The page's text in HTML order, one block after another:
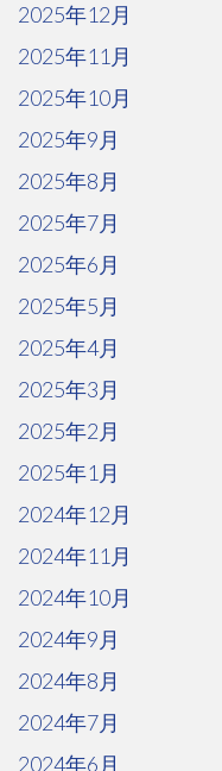
2025年12月
2025年11月
2025年10月
2025年9月
2025年8月
2025年7月
2025年6月
2025年5月
2025年4月
2025年3月
2025年2月
2025年1月
2024年12月
2024年11月
2024年10月
2024年9月
2024年8月
2024年7月
2024年6月